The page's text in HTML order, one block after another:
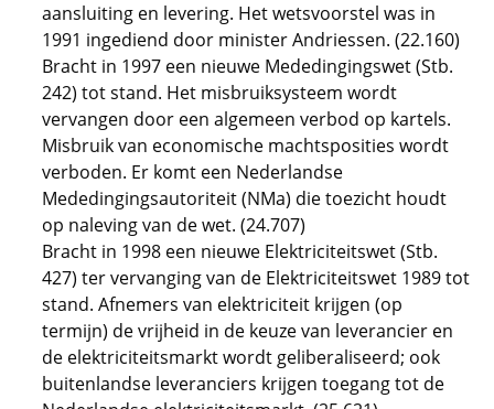
aansluiting en levering. Het wetsvoorstel was in
1991 ingediend door minister Andriessen. (22.160)
Bracht in 1997 een nieuwe Mededingingswet (Stb.
242) tot stand. Het misbruiksysteem wordt
vervangen door een algemeen verbod op kartels.
Misbruik van economische machtsposities wordt
verboden. Er komt een Nederlandse
Mededingingsautoriteit (NMa) die toezicht houdt
op naleving van de wet. (24.707)
Bracht in 1998 een nieuwe Elektriciteitswet (Stb.
427) ter vervanging van de Elektriciteitswet 1989 tot
stand. Afnemers van elektriciteit krijgen (op
termijn) de vrijheid in de keuze van leverancier en
de elektriciteitsmarkt wordt geliberaliseerd; ook
buitenlandse leveranciers krijgen toegang tot de